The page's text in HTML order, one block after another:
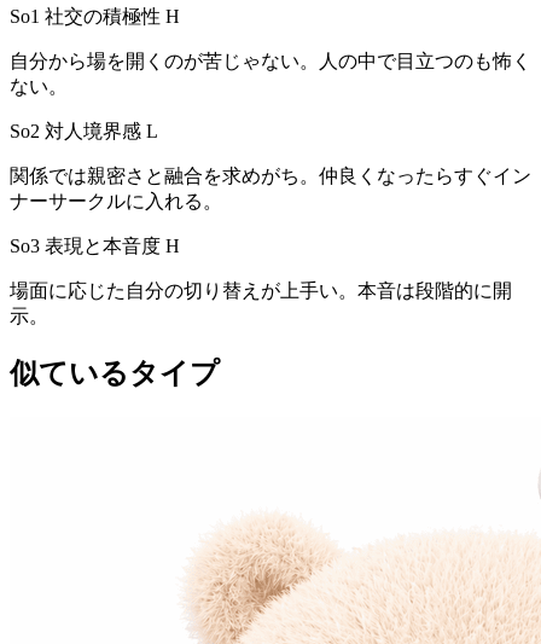
So1 社交の積極性 H
自分から場を開くのが苦じゃない。人の中で目立つのも怖く
ない。
So2 対人境界感 L
関係では親密さと融合を求めがち。仲良くなったらすぐイン
ナーサークルに入れる。
So3 表現と本音度 H
場面に応じた自分の切り替えが上手い。本音は段階的に開
示。
似ているタイプ